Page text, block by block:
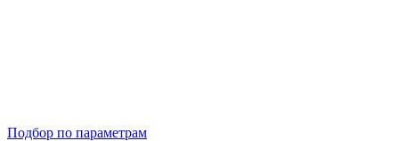
Подбор по параметрам